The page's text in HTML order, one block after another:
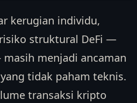
kerugian individu,
struktural DeFi —
menjadi ancaman
tidak paham teknis.
transaksi kripto